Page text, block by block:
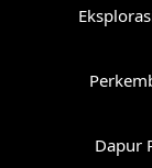
Dapur